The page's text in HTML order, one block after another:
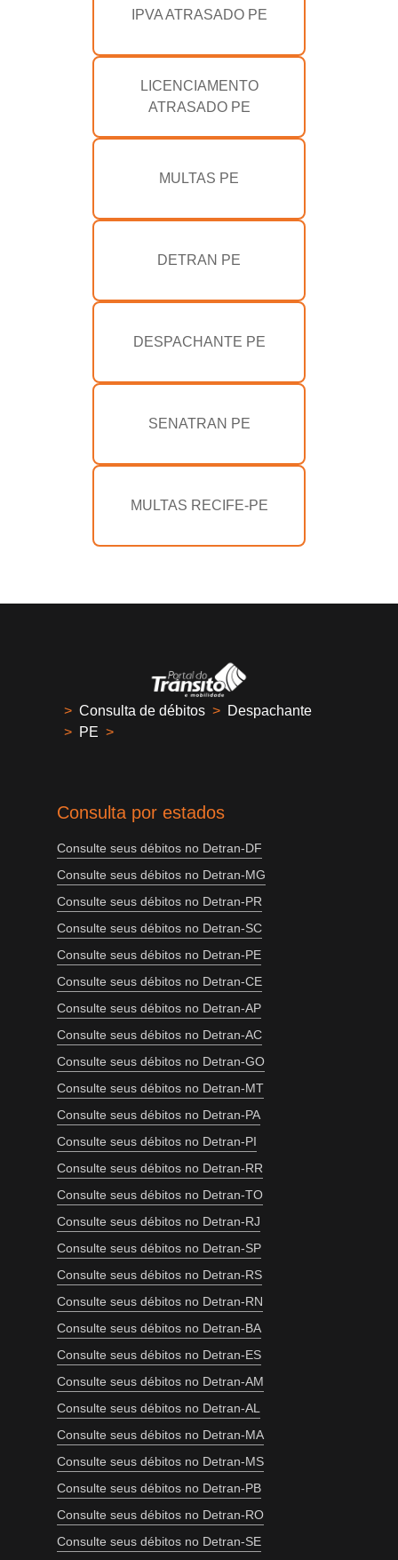
IPVA ATRASADO PE
LICENCIAMENTO
ATRASADO PE
MULTAS PE
DETRAN PE
DESPACHANTE PE
SENATRAN PE
MULTAS RECIFE-PE
> Consulta de débitos > Despachante
> PE >
Consulta por estados
Consulte seus débitos no Detran-DF
Consulte seus débitos no Detran-MG
Consulte seus débitos no Detran-PR
Consulte seus débitos no Detran-SC
Consulte seus débitos no Detran-PE
Consulte seus débitos no Detran-CE
Consulte seus débitos no Detran-AP
Consulte seus débitos no Detran-AC
Consulte seus débitos no Detran-GO
Consulte seus débitos no Detran-MT
Consulte seus débitos no Detran-PA
Consulte seus débitos no Detran-PI
Consulte seus débitos no Detran-RR
Consulte seus débitos no Detran-TO
Consulte seus débitos no Detran-RJ
Consulte seus débitos no Detran-SP
Consulte seus débitos no Detran-RS
Consulte seus débitos no Detran-RN
Consulte seus débitos no Detran-BA
Consulte seus débitos no Detran-ES
Consulte seus débitos no Detran-AM
Consulte seus débitos no Detran-AL
Consulte seus débitos no Detran-MA
Consulte seus débitos no Detran-MS
Consulte seus débitos no Detran-PB
Consulte seus débitos no Detran-RO
Consulte seus débitos no Detran-SE